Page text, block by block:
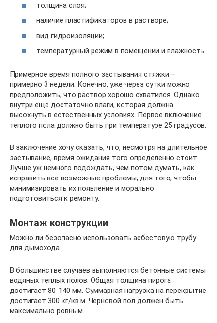
толщина слоя;
наличие пластификаторов в растворе;
вид гидроизоляции;
температурный режим в помещении и влажность.
Примерное время полного застывания стяжки –
примерно 3 недели. Конечно, уже через сутки можно
предположить, что раствор хорошо схватился. Однако
внутри еще достаточно влаги, которая должна
высохнуть в естественных условиях. Первое включение
теплого пола должно быть при температуре 25 градусов.
В заключение хочу сказать, что, несмотря на длительное
застывание, время ожидания того определенно стоит.
Лучше уж немного подождать, чем потом думать, как
исправить все возможные проблемы, для того, чтобы
минимизировать их появление и морально
подготовиться к ремонту.
Монтаж конструкции
Можно ли безопасно использовать асбестовую трубу
для дымохода
В большинстве случаев выполняются бетонные системы
водяных теплых полов. Общая толщина пирога
достигает 80-140 мм. Суммарная нагрузка на перекрытие
достигает 300 кг/кв.м. Черновой пол должен быть
максимально ровным.